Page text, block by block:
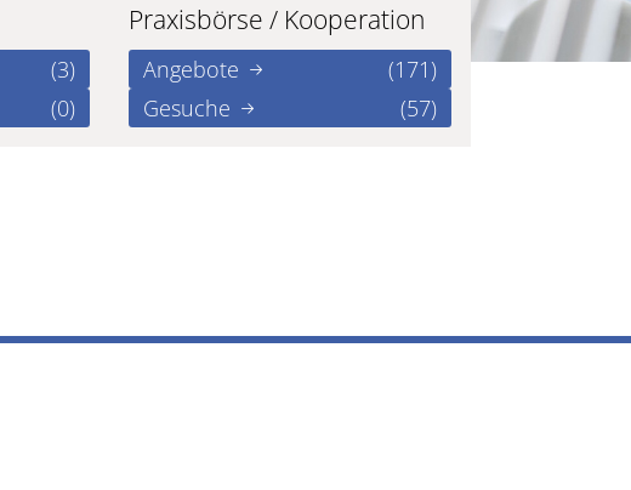
(3)
(0)
Praxisbörse / Kooperation
Angebote
(171)
Gesuche
(57)